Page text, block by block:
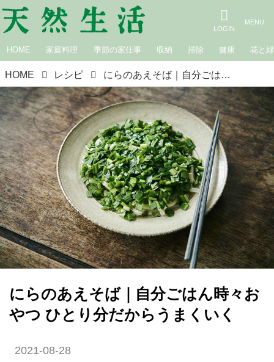
HOME 家庭料理 季節の家仕事 収納 掃除 健康 花と緑
HOME レシピ にらのあえそば｜自分ごはん時々おやつ ひとり分だからうまくいく
にらのあえそば｜自分ごはん時々お
やつ ひとり分だからうまくいく
2021-08-28